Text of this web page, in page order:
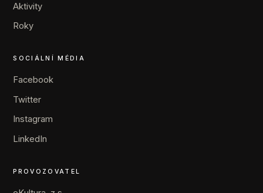
Aktivity
Roky
SOCIÁLNÍ MÉDIA
Facebook
Twitter
Instagram
LinkedIn
PROVOZOVATEL